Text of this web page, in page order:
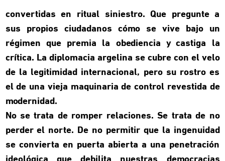
convertidas en ritual siniestro. Que pregunte a
sus propios ciudadanos cómo se vive bajo un
régimen que premia la obediencia y castiga la
crítica. La diplomacia argelina se cubre con el velo
de la legitimidad internacional, pero su rostro es
el de una vieja maquinaria de control revestida de
modernidad.
No se trata de romper relaciones. Se trata de no
perder el norte. De no permitir que la ingenuidad
se convierta en puerta abierta a una penetración